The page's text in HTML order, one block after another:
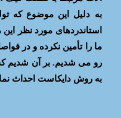
به دلیل این موضوع که
استاندردهای مورد نظر
ما را تأمین نکرده و در
به روش دایکاست احداث